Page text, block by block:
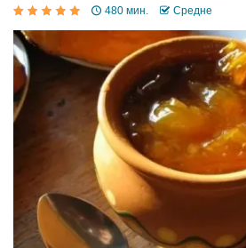
480 мин. Средне